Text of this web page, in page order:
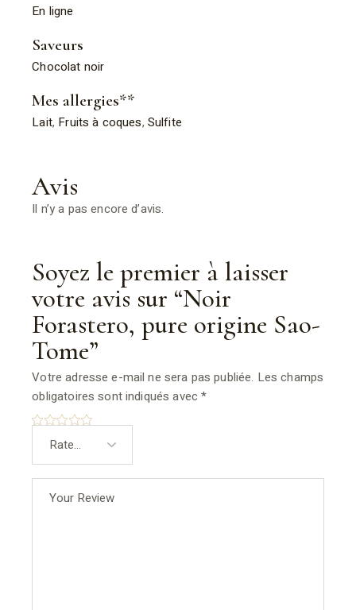
En ligne
Saveurs
Chocolat noir
Mes allergies**
Lait, Fruits à coques, Sulfite
Avis
Il n’y a pas encore d’avis.
Soyez le premier à laisser
votre avis sur “Noir
Forastero, pure origine Sao-
Tome”
Votre adresse e-mail ne sera pas publiée. Les champs
obligatoires sont indiqués avec*